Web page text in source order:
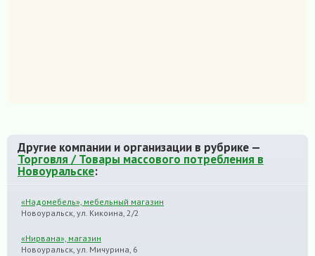
Другие компании и организации в рубрике —
Торговля / Товары массового потребления в
Новоуральске:
«Надомебель», мебельный магазин
Новоуральск, ул. Кикоина, 2/2
«Нирвана», магазин
Новоуральск, ул. Мичурина, 6